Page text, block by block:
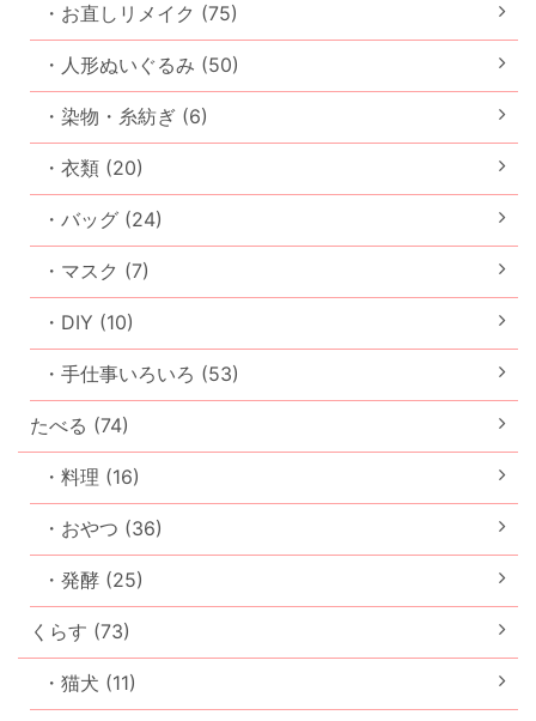
・お直しリメイク (75)
・人形ぬいぐるみ (50)
・染物・糸紡ぎ (6)
・衣類 (20)
・バッグ (24)
・マスク (7)
・DIY (10)
・手仕事いろいろ (53)
たべる (74)
・料理 (16)
・おやつ (36)
・発酵 (25)
くらす (73)
・猫犬 (11)